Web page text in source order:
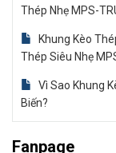
Thép Nhẹ MPS-
Khung Kèo
Thép Siêu Nhẹ
Vì Sao Khung
Biến?
Fanpage